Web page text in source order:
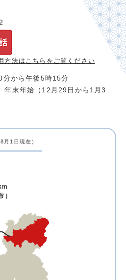
方法は こちらをご覧ください
分から午後5時15分
年末年始（12月29日から1月3
月1日現在）
）